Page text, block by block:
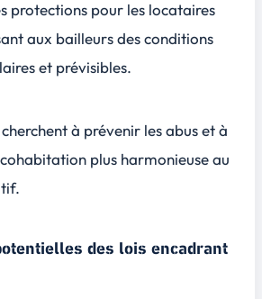
protections pour les locataires
aux bailleurs des conditions
et prévisibles.
à prévenir les abus et à
plus harmonieuse au
des lois encadrant